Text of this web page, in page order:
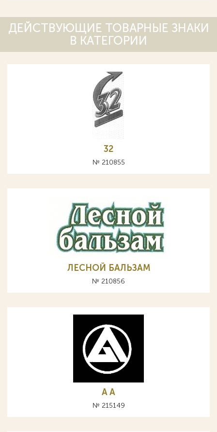
ДЕЙСТВУЮЩИЕ ТОВАРНЫЕ ЗНАКИ
В КАТЕГОРИИ
32
№ 210855
ЛЕСНОЙ БАЛЬЗАМ
№ 210856
A А
№ 215149